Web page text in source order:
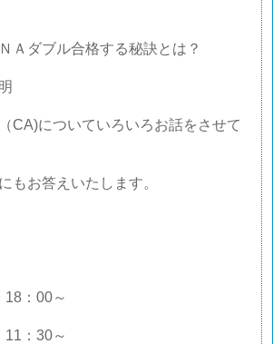
Ａダブル合格する秘訣とは？
CA)についていろいろお話をさせて
もお答えいたします。
18 ：00～
11 ：30～